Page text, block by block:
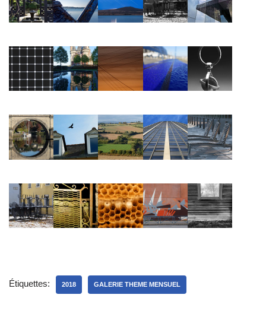
Étiquettes: 2018 GALERIE THEME MENSUEL